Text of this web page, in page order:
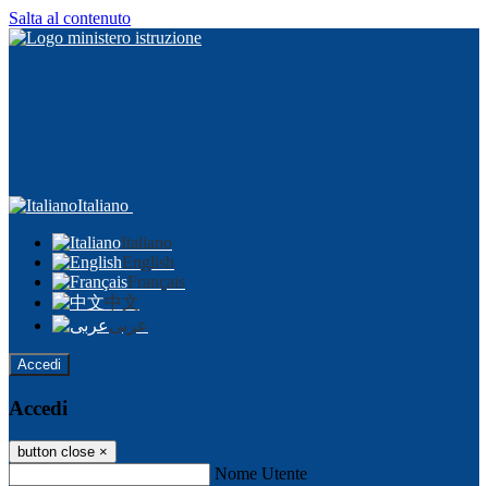
Salta al contenuto
Italiano
Italiano
English
Français
中文
عربى
Accedi
Accedi
button close ×
Nome Utente